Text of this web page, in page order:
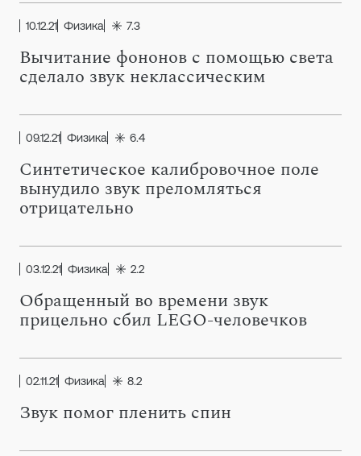
10.12.21 Физика 7.3
Вычитание фононов с помощью света
сделало звук неклассическим
09.12.21 Физика 6.4
Синтетическое калибровочное поле
вынудило звук преломляться
отрицательно
03.12.21 Физика 2.2
Обращенный во времени звук
прицельно сбил LEGO-человечков
02.11.21 Физика 8.2
Звук помог пленить спин